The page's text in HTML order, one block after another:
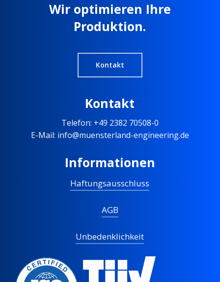
Wir optimieren Ihre
Produktion.
Kontakt
Kontakt
Telefon: +49 2382 70508-0
E-Mail: info@muensterland-engineering.de
Informationen
Haftungsausschluss
AGB
Unbedenklichkeit